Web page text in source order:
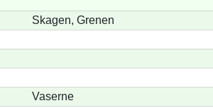
Skagen, Grenen
Vaserne